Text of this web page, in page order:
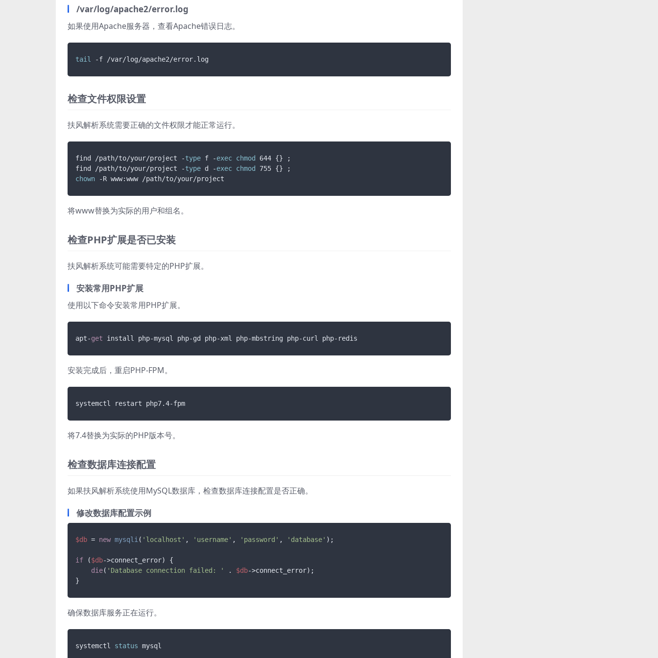
/var/log/apache2/error.log
如果使用Apache服务器，查看Apache错误日志。
tail
检查文件权限设置
扶风解析系统需要正确的文件权限才能正常运行。
find /path/to/your/project -type f -exec chmod
644 {} ;
find /path/to/your/project -type d -exec chmod
chown
将www替换为实际的用户和组名。
检查PHP扩展是否已安装
扶风解析系统可能需要特定的PHP扩展。
安装常用PHP扩展
使用以下命令安装常用PHP扩展。
apt-get
安装完成后，重启PHP-FPM。
将7.4替换为实际的PHP版本号。
检查数据库连接配置
如果扶风解析系统使用MySQL数据库，检查数据库连接配置是否正确。
修改数据库配置示例
$db = new mysqli ( 'localhost' , 'username' , 'password' , 'database' );
if ($db->connect_error) {
die( 'Database connection failed: ' . $db->connect_error);
确保数据库服务正在运行。
systemctl status